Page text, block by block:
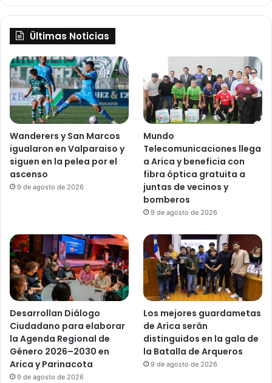
Ültimas Noticias
Wanderers y San Marcos
igualaron en Valparaiso y
siguen en la pelea por el
ascenso
9 de agosto de 2026
Mundo
Telecomunicaciones llega
a Arica y beneficia con
fibra óptica gratuita a
juntas de vecinos y
bomberos
9 de agosto de 2026
Desarrollan Diálogo
Ciudadano para elaborar
la Agenda Regional de
Género 2026–2030 en
Arica y Parinacota
9 de agosto de 2026
Los mejores guardametas
de Arica serán
distinguidos en la gala de
la Batalla de Arqueros
9 de agosto de 2026